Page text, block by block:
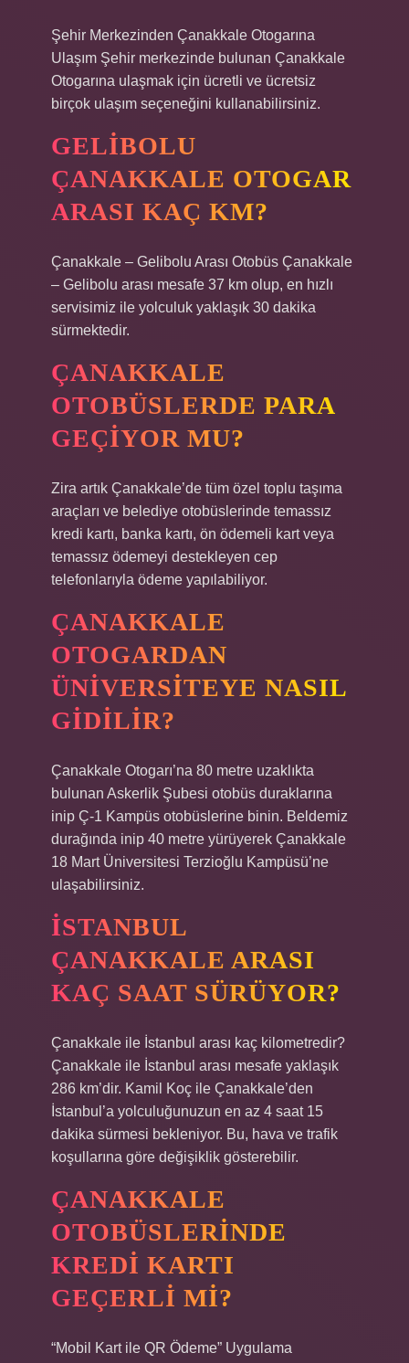
Şehir Merkezinden Çanakkale Otogarına
Ulaşım Şehir merkezinde bulunan Çanakkale
Otogarına ulaşmak için ücretli ve ücretsiz
birçok ulaşım seçeneğini kullanabilirsiniz.
GELIBOLU
ÇANAKKALE OTOGAR
ARASI KAÇ KM?
Çanakkale – Gelibolu Arası Otobüs Çanakkale
– Gelibolu arası mesafe 37 km olup, en hızlı
servisimiz ile yolculuk yaklaşık 30 dakika
sürmektedir.
ÇANAKKALE
OTOBÜSLERDE PARA
GEÇIYOR MU?
Zira artık Çanakkale’de tüm özel toplu taşıma
araçları ve belediye otobüslerinde temassız
kredi kartı, banka kartı, ön ödemeli kart veya
temassız ödemeyi destekleyen cep
telefonlarıyla ödeme yapılabiliyor.
ÇANAKKALE
OTOGARDAN
ÜNIVERSITEYE NASIL
GIDILIR?
Çanakkale Otogarı’na 80 metre uzaklıkta
bulunan Askerlik Şubesi otobüs duraklarına
inip Ç-1 Kampüs otobüslerine binin. Beldemiz
durağında inip 40 metre yürüyerek Çanakkale
18 Mart Üniversitesi Terzioğlu Kampüsü’ne
ulaşabilirsiniz.
İSTANBUL
ÇANAKKALE ARASI
KAÇ SAAT SÜRÜYOR?
Çanakkale ile İstanbul arası kaç kilometredir?
Çanakkale ile İstanbul arası mesafe yaklaşık
286 km’dir. Kamil Koç ile Çanakkale’den
İstanbul’a yolculuğunuzun en az 4 saat 15
dakika sürmesi bekleniyor. Bu, hava ve trafik
koşullarına göre değişiklik gösterebilir.
ÇANAKKALE
OTOBÜSLERINDE
KREDI KARTI
GEÇERLI MI?
“Mobil Kart ile QR Ödeme” Uygulama